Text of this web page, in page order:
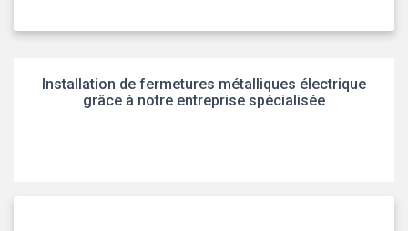
Installation de fermetures métalliques électrique
grâce à notre entreprise spécialisée